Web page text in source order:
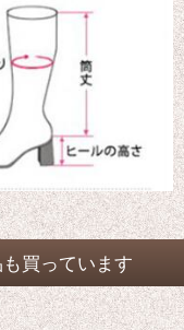
買っています